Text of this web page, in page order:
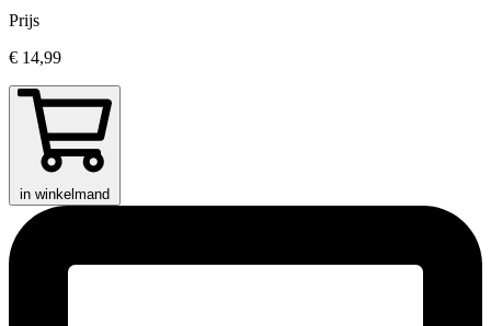
Prijs
€ 14,99
in winkelmand